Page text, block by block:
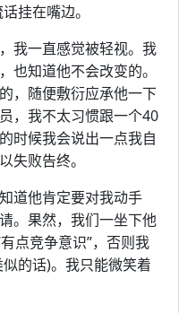
挂在嘴边。
我一直感觉被轻视。我
也知道他不会改变的。
，随便敷衍应承他一下
，我不太习惯跟一个40
时候我会说出一点我自
失败告终。
道他肯定要对我动手
。果然，我们一坐下他
点竞争意识”，否则我
的话)。我只能微笑着